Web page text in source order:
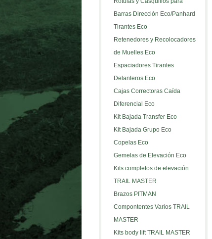
Barras Dirección Eco/Panhard
Tirantes Eco
Retenedores y Recolocadores
de Muelles Eco
Espaciadores Tirantes
Delanteros Eco
Cajas Correctoras Caída
Diferencial Eco
Kit Bajada Transfer Eco
Kit Bajada Grupo Eco
Copelas Eco
Gemelas de Elevación Eco
Kits completos de elevación
TRAIL MASTER
Brazos PITMAN
Compontentes Varios TRAIL
MASTER
Kits body lift TRAIL MASTER